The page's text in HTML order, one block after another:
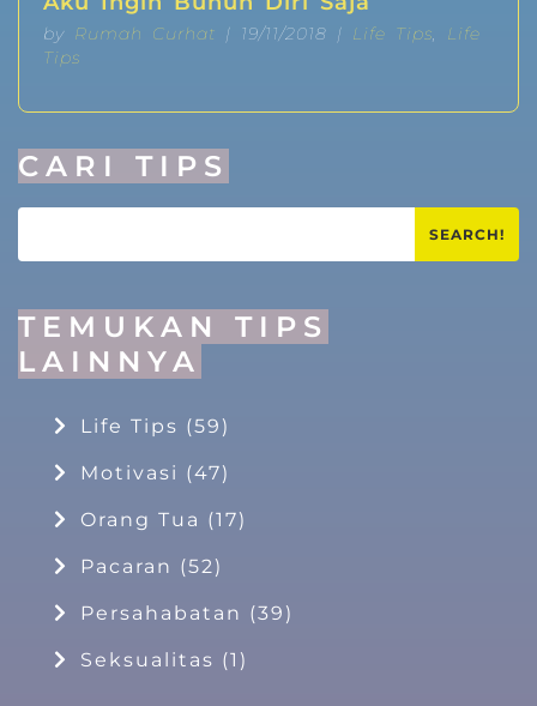
by Rumah Curhat | 19/11/2018 | Life Tips, Life
Tips
CARI TIPS
SEARCH!
TEMUKAN TIPS
LAINNYA
Life Tips (59)
Motivasi (47)
Orang Tua (17)
Pacaran (52)
Persahabatan (39)
Seksualitas (1)